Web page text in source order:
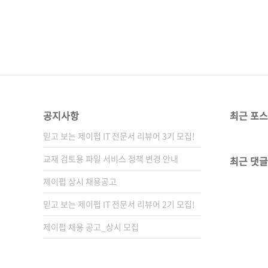
공지사항
믿고 보는 제이펍 IT 전문서 리뷰어 3기 모집!
교재 검토용 파일 서비스 정책 변경 안내
제이펍 상시 채용공고
믿고 보는 제이펍 IT 전문서 리뷰어 2기 모집!
제이펍 채용 공고_상시 모집
최근 포
최근 댓글